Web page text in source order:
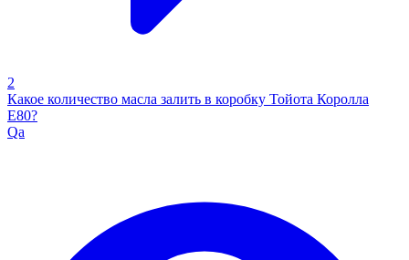
2
Какое количество масла залить в коробку Тойота Королла
Е80?
Qa